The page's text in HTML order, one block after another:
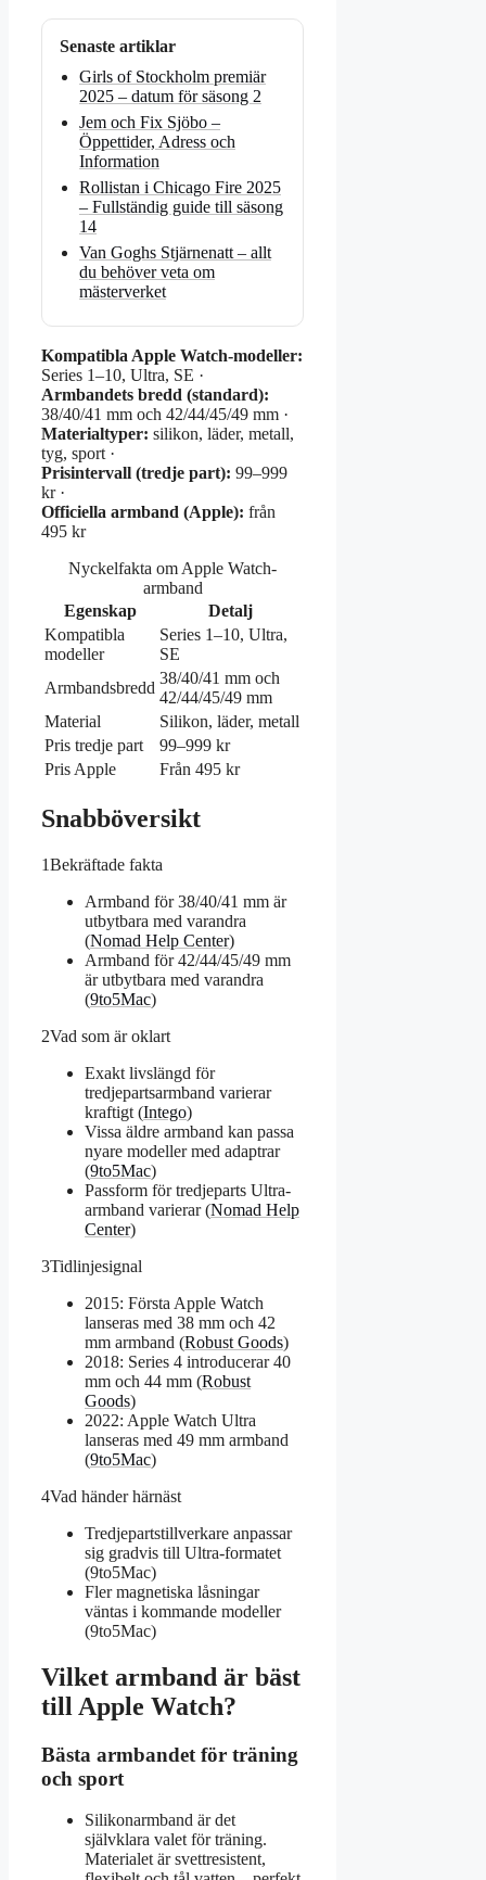
Senaste artiklar
Girls of Stockholm premiär
2025 – datum för säsong 2
Jem och Fix Sjöbo –
Öppettider, Adress och
Information
Rollistan i Chicago Fire 2025
– Fullständig guide till säsong
14
Van Goghs Stjärnenatt – allt
du behöver veta om
mästerverket
Kompatibla Apple Watch-modeller:
Series 1–10, Ultra, SE ·
Armbandets bredd (standard):
38/40/41 mm och 42/44/45/49 mm ·
Materialtyper: silikon, läder, metall,
tyg, sport ·
Prisintervall (tredje part): 99–999
kr ·
Officiella armband (Apple): från
495 kr
Nyckelfakta om Apple Watch-
armband
Egenskap
Detalj
Kompatibla
modeller
Series 1–10, Ultra,
SE
Armbandsbredd
38/40/41 mm och
42/44/45/49 mm
Material
Silikon, läder, metall
Pris tredje part
99–999 kr
Pris Apple
Från 495 kr
Snabböversikt
1Bekräftade fakta
Armband för 38/40/41 mm är
utbytbara med varandra
(Nomad Help Center)
Armband för 42/44/45/49 mm
är utbytbara med varandra
(9to5Mac)
2Vad som är oklart
Exakt livslängd för
tredjepartsarmband varierar
kraftigt (Intego)
Vissa äldre armband kan passa
nyare modeller med adaptrar
(9to5Mac)
Passform för tredjeparts Ultra-
armband varierar (Nomad Help
Center)
3Tidlinjesignal
2015: Första Apple Watch
lanseras med 38 mm och 42
mm armband (Robust Goods)
2018: Series 4 introducerar 40
mm och 44 mm (Robust
Goods)
2022: Apple Watch Ultra
lanseras med 49 mm armband
(9to5Mac)
4Vad händer härnäst
Tredjepartstillverkare anpassar
sig gradvis till Ultra-formatet
(9to5Mac)
Fler magnetiska låsningar
väntas i kommande modeller
(9to5Mac)
Vilket armband är bäst
till Apple Watch?
Bästa armbandet för träning
och sport
Silikonarmband är det
självklara valet för träning.
Materialet är svettresistent,